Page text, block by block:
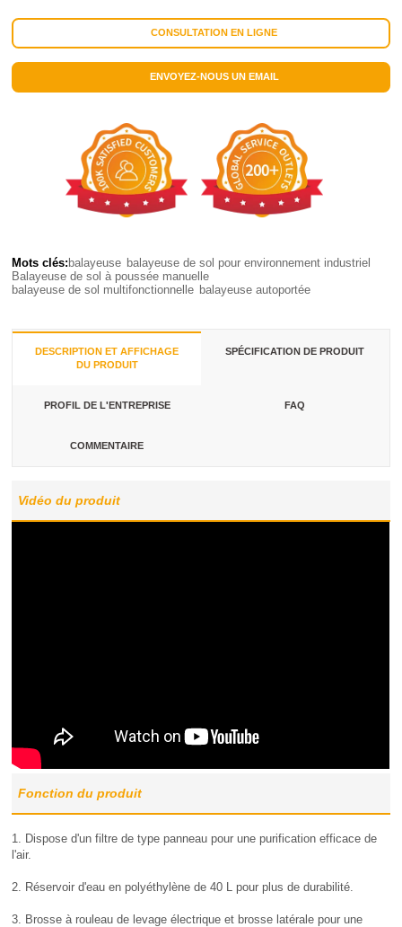
CONSULTATION EN LIGNE
ENVOYEZ-NOUS UN EMAIL
Mots clés: balayeuse balayeuse de sol pour environnement industriel
Balayeuse de sol à poussée manuelle
balayeuse de sol multifonctionnelle balayeuse autoportée
DESCRIPTION ET AFFICHAGE
DU PRODUIT
SPÉCIFICATION DE PRODUIT
PROFIL DE L'ENTREPRISE FAQ
COMMENTAIRE
Vidéo du produit
Fonction du produit
1. Dispose d'un filtre de type panneau pour une purification efficace de
l'air.
2. Réservoir d'eau en polyéthylène de 40 L pour plus de durabilité.
3. Brosse à rouleau de levage électrique et brosse latérale pour une